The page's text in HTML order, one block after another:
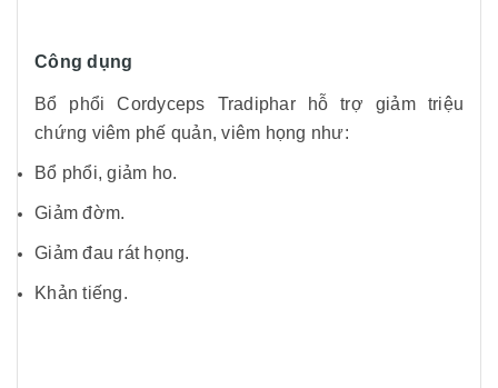
Công dụng
Bổ phổi Cordyceps Tradiphar hỗ trợ giảm triệu
chứng viêm phế quản, viêm họng như:
Bổ phổi, giảm ho.
Giảm đờm.
Giảm đau rát họng.
Khản tiếng.